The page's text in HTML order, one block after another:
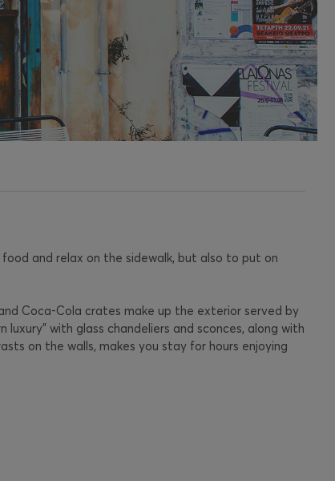
and relax on the sidewalk, but also to put on
Coca-Cola crates make up the exterior served by
with glass chandeliers and sconces, along with
on the walls, makes you stay for hours enjoying